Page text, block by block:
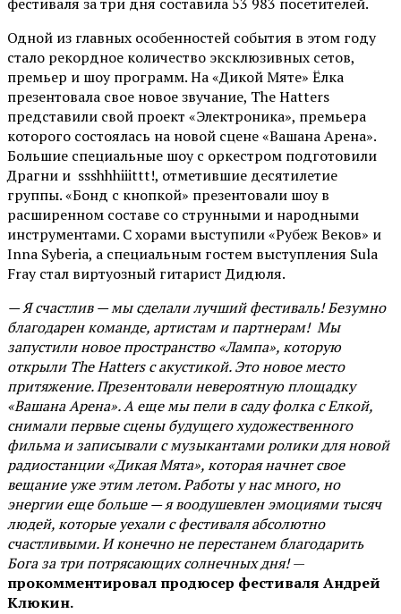
Одной из главных особенностей события в этом году
стало рекордное количество эксклюзивных сетов,
премьер и шоу программ. На «Дикой Мяте» Ёлка
презентовала свое новое звучание, The Hatters
представили свой проект «Электроника», премьера
которого состоялась на новой сцене «Вашана Арена».
Большие специальные шоу с оркестром подготовили
Драгни и ssshhhiiittt!, отметившие десятилетие
группы. «Бонд с кнопкой» презентовали шоу в
расширенном составе со струнными и народными
инструментами. С хорами выступили «Рубеж Веков» и
Inna Syberia, а специальным гостем выступления Sula
Fray стал виртуозный гитарист Дидюля.
— Я счастлив — мы сделали лучший фестиваль! Безумно
благодарен команде, артистам и партнерам! Мы
запустили новое пространство «Лампа», которую
открыли The Hatters с акустикой. Это новое место
притяжение. Презентовали невероятную площадку
«Вашана Арена». А еще мы пели в саду фолка с Елкой,
снимали первые сцены будущего художественного
фильма и записывали с музыкантами ролики для новой
радиостанции «Дикая Мята», которая начнет свое
вещание уже этим летом. Работы у нас много, но
энергии еще больше — я воодушевлен эмоциями тысяч
людей, которые уехали с фестиваля абсолютно
счастливыми. И конечно не перестанем благодарить
Бога за три потрясающих солнечных дня!—
прокомментировал продюсер фестиваля Андрей
Клюкин.